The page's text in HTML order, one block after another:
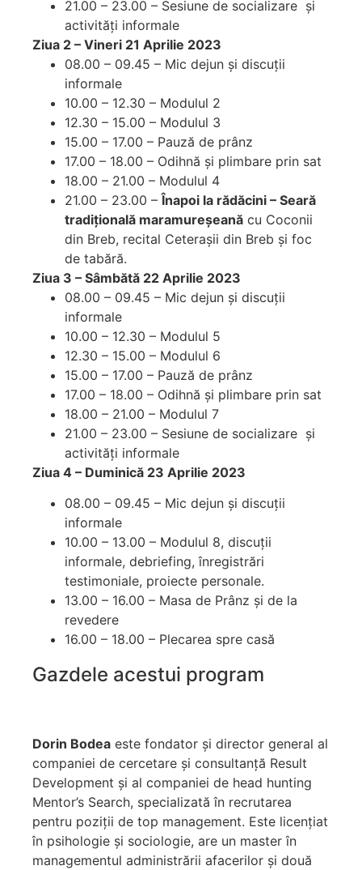
21.00 – 23.00 – Sesiune de socializare și
activități informale
Ziua 2 – Vineri 21 Aprilie 2023
08.00 – 09.45 – Mic dejun și discuții
informale
10.00 – 12.30 – Modulul 2
12.30 – 15.00 – Modulul 3
15.00 – 17.00 – Pauză de prânz
17.00 – 18.00 – Odihnă și plimbare prin sat
18.00 – 21.00 – Modulul 4
21.00 – 23.00 –Înapoi la rădăcini – Seară
tradițională maramureșeană cu Coconii
din Breb, recital Ceterașii din Breb și foc
de tabără.
Ziua 3 – Sâmbătă 22 Aprilie 2023
08.00 – 09.45 – Mic dejun și discuții
informale
10.00 – 12.30 – Modulul 5
12.30 – 15.00 – Modulul 6
15.00 – 17.00 – Pauză de prânz
17.00 – 18.00 – Odihnă și plimbare prin sat
18.00 – 21.00 – Modulul 7
21.00 – 23.00 – Sesiune de socializare și
activități informale
Ziua 4 – Duminică 23 Aprilie 2023
08.00 – 09.45 – Mic dejun și discuții
informale
10.00 – 13.00 – Modulul 8, discuții
informale, debriefing, înregistrări
testimoniale, proiecte personale.
13.00 – 16.00 – Masa de Prânz și de la
revedere
16.00 – 18.00 – Plecarea spre casă
Gazdele acestui program
Dorin Bodea este fondator și director general al
companiei de cercetare și consultanță Result
Development și al companiei de head hunting
Mentor’s Search, specializată în recrutarea
pentru poziții de top management. Este licențiat
în psihologie și sociologie, are un master în
managementul administrării afacerilor și două